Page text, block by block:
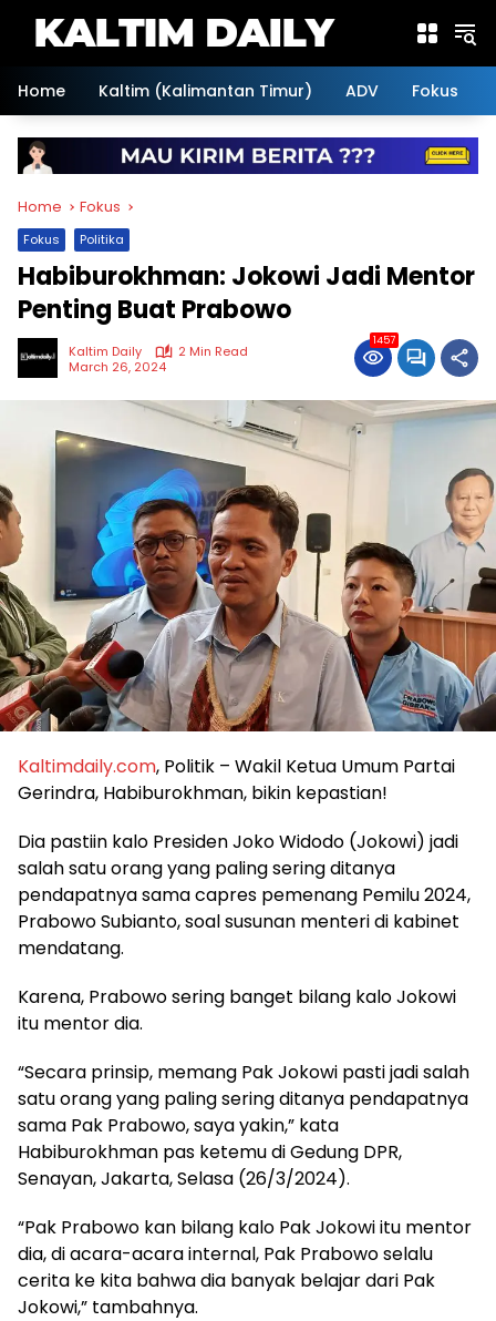
Home
Kaltim (Kalimantan Timur) ADV Fokus
Home Fokus
Fokus Politika
Habiburokhman: Jokowi Jadi Mentor
Penting Buat Prabowo
Kaltim Daily
2 Min Read
March 26, 2024
1457
Kaltimdaily.com, Politik – Wakil Ketua Umum Partai
Gerindra, Habiburokhman, bikin kepastian!
Dia pastiin kalo Presiden Joko Widodo (Jokowi) jadi
salah satu orang yang paling sering ditanya
pendapatnya sama capres pemenang Pemilu 2024,
Prabowo Subianto, soal susunan menteri di kabinet
mendatang.
Karena, Prabowo sering banget bilang kalo Jokowi
itu mentor dia.
“Secara prinsip, memang Pak Jokowi pasti jadi salah
satu orang yang paling sering ditanya pendapatnya
sama Pak Prabowo, saya yakin,” kata
Habiburokhman pas ketemu di Gedung DPR,
Senayan, Jakarta, Selasa (26/3/2024).
“Pak Prabowo kan bilang kalo Pak Jokowi itu mentor
dia, di acara-acara internal, Pak Prabowo selalu
cerita ke kita bahwa dia banyak belajar dari Pak
Jokowi,” tambahnya.